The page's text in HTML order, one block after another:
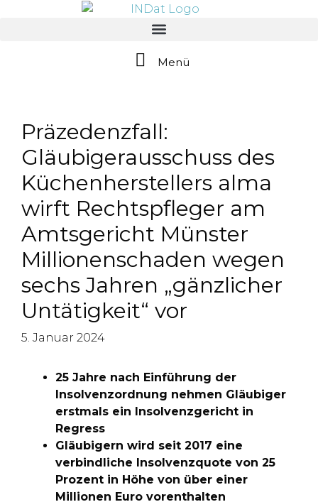
Menü
Präzedenzfall:
Gläubigerausschuss des
Küchenherstellers alma
wirft Rechtspfleger am
Amtsgericht Münster
Millionenschaden wegen
sechs Jahren „gänzlicher
Untätigkeit“ vor
5. Januar 2024
25 Jahre nach Einführung der
Insolvenzordnung nehmen Gläubiger
erstmals ein Insolvenzgericht in
Regress
Gläubigern wird seit 2017 eine
verbindliche Insolvenzquote von 25
Prozent in Höhe von über einer
Millionen Euro vorenthalten